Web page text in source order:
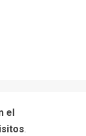
el
.